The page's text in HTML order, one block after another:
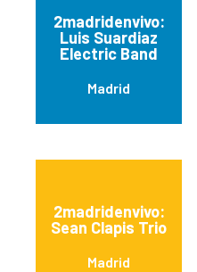
2madridenvivo:
Luis Suardiaz
Electric Band
Madrid
2madridenvivo:
Sean Clapis Trio
Madrid